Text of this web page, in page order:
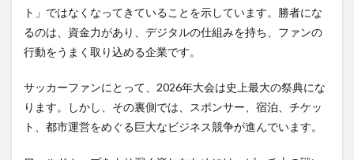
ト」ではなくなってきていることを示しています。勝者にな
るのは、資金力があり、デジタルの仕組みを持ち、ファンの
行動をうまく取り込める企業です。
サッカーファンにとって、2026年大会は史上最大の祭典にな
ります。しかし、その裏側では、スポンサー、宿泊、チケッ
ト、都市運営をめぐる巨大なビジネス競争が進んでいます。